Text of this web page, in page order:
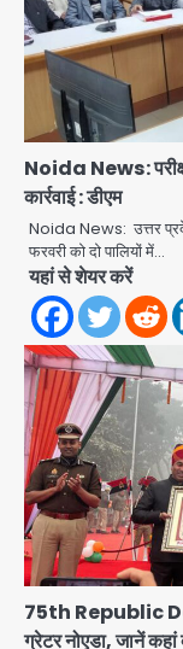
Noida News:
कार्रवाई : डीएम
Noida News: उत्तर
फरवरी को दो पालियों में…
यहां से शेयर करें
75th Republic
ग्रेटर नोएडा, जानें कहां